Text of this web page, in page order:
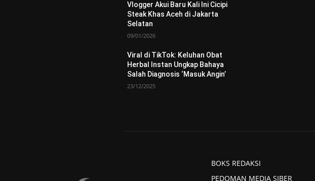
Vlogger Akui Baru Kali Ini Cicipi
Steak Khas Aceh di Jakarta
Selatan
09/01/2026
Viral di TikTok: Keluhan Obat
Herbal Instan Ungkap Bahaya
Salah Diagnosis ‘Masuk Angin’
23/12/2025
BOKS REDAKSI
PEDOMAN MEDIA SIBER